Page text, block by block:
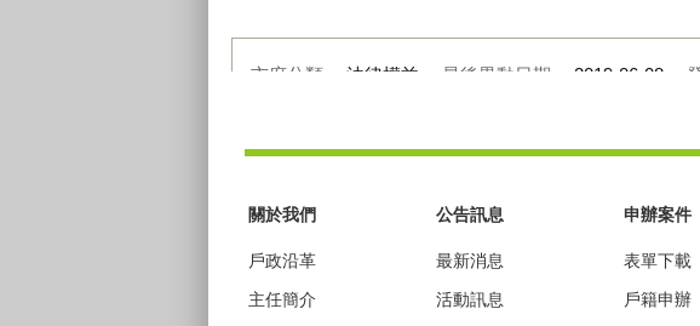
市府分類： 法律權益 最後異動日期： 2019-06-08
關於我們
戶政沿革
主任簡介
公告訊息
最新消息
活動訊息
申辦案件
表單下載
戶籍申辦